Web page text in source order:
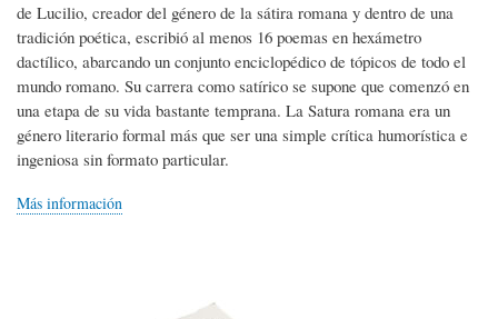
de Lucilio, creador del género de la sátira romana y dentro de una
tradición poética, escribió al menos 16 poemas en hexámetro
dactílico, abarcando un conjunto enciclopédico de tópicos de todo el
mundo romano. Su carrera como satírico se supone que comenzó en
una etapa de su vida bastante temprana. La Satura romana era un
género literario formal más que ser una simple crítica humorística e
ingeniosa sin formato particular.
Más información